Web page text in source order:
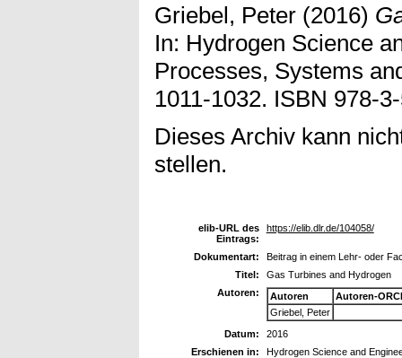
Griebel, Peter (2016)
In: Hydrogen Science
Processes, Systems
1011-1032. ISBN 978-
Dieses Archiv kann
stellen.
elib-URL des
Eintrags:
https://elib.dlr.de/104058/
Dokumentart:
Beitrag in einem Lehr- oder
Titel:
Gas Turbines and Hydrogen
Autoren:
Autoren
Autoren-
Griebel, Peter
Datum:
2016
Erschienen in:
Hydrogen Science and